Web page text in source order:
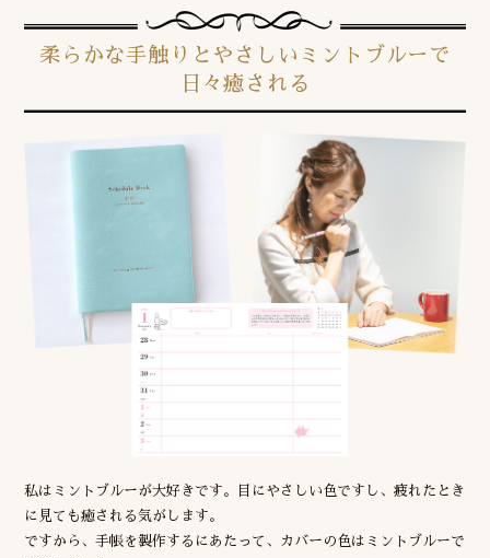
柔らかな手触りとやさしいミントブルーで
日々癒される
私はミントブルーが大好きです。目にやさしい色ですし、疲れたとき
に見ても癒される気がします。
ですから、手帳を製作するにあたって、カバーの色はミントブルーで